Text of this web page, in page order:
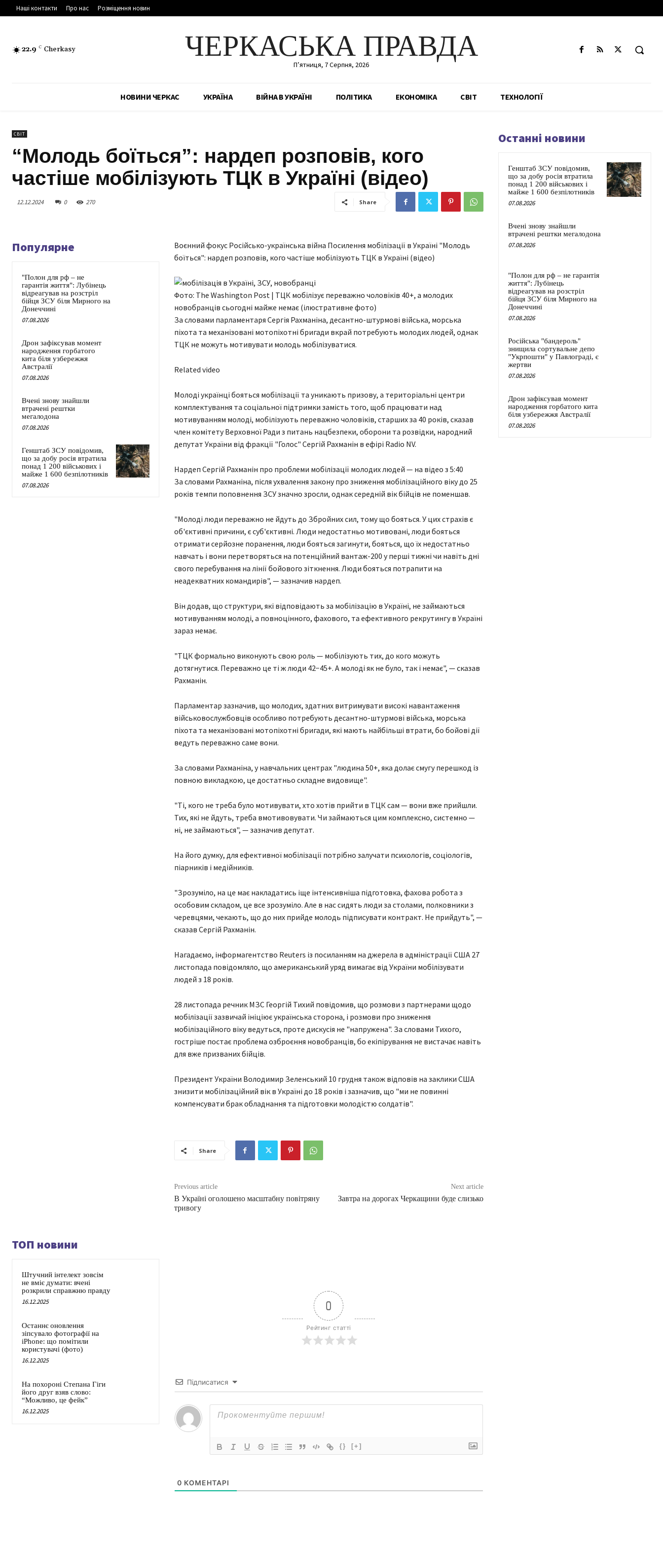
Наші контакти Про нас Розміщення новин
22.9 C Cherkasy ЧЕРКАСЬКА ПРАВДА
П’ятниця, 7 Серпня, 2026
НОВИНИ ЧЕРКАС УКРАЇНА ВІЙНА В УКРАЇНІ ПОЛІТИКА ЕКОНОМІКА СВІТ ТЕХНОЛОГІЇ
СВІТ
“Молодь боїться”: нардеп розповів, кого
частіше мобілізують ТЦК в Україні (відео)
12.12.2024 0 270 Share
Популярне
"Полон для рф – не
гарантія життя": Лубінець
відреагував на розстріл
бійця ЗСУ біля Мирного на
Донеччині
07.08.2026
Дрон зафіксував момент
народження горбатого
кита біля узбережжя
Австралії
07.08.2026
Вчені знову знайшли
втрачені рештки
мегалодона
07.08.2026
Генштаб ЗСУ повідомив,
що за добу росія втратила
понад 1 200 військових і
майже 1 600 безпілотників
07.08.2026
Воєнний фокус Російсько-українська війна Посилення мобілізації в Україні "Молодь
боїться": нардеп розповів, кого частіше мобілізують ТЦК в Україні (відео)
Фото: The Washington Post | ТЦК мобілізує переважно чоловіків 40+, а молодих
новобранців сьогодні майже немає (ілюстративне фото)
За словами парламентаря Сергія Рахманіна, десантно-штурмові війська, морська
піхота та механізовані мотопіхотні бригади вкрай потребують молодих людей, однак
ТЦК не можуть мотивувати молодь мобілізуватися.
Related video
Молоді українці бояться мобілізації та уникають призову, а територіальні центри
комплектування та соціальної підтримки замість того, щоб працювати над
мотивуванням молоді, мобілізують переважно чоловіків, старших за 40 років, сказав
член комітету Верховної Ради з питань нацбезпеки, оборони та розвідки, народний
депутат України від фракції "Голос" Сергій Рахманін в ефірі Radio NV.
Нардеп Сергій Рахманін про проблеми мобілізації молодих людей — на відео з 5:40
За словами Рахманіна, після ухвалення закону про зниження мобілізаційного віку до 25
років темпи поповнення ЗСУ значно зросли, однак середній вік бійців не поменшав.
"Молоді люди переважно не йдуть до Збройних сил, тому що бояться. У цих страхів є
об'єктивні причини, є суб'єктивні. Люди недостатньо мотивовані, люди бояться
отримати серйозне поранення, люди бояться загинути, бояться, що їх недостатньо
навчать і вони перетворяться на потенційний вантаж-200 у перші тижні чи навіть дні
свого перебування на лінії бойового зіткнення. Люди бояться потрапити на
неадекватних командирів", — зазначив нардеп.
Він додав, що структури, які відповідають за мобілізацію в Україні, не займаються
мотивуванням молоді, а повноцінного, фахового, та ефективного рекрутингу в Україні
зараз немає.
"ТЦК формально виконують свою роль — мобілізують тих, до кого можуть
дотягнутися. Переважно це ті ж люди 42−45+. А молоді як не було, так і немає", — сказав
Рахманін.
Парламентар зазначив, що молодих, здатних витримувати високі навантаження
військовослужбовців особливо потребують десантно-штурмові війська, морська
піхота та механізовані мотопіхотні бригади, які мають найбільші втрати, бо бойові дії
ведуть переважно саме вони.
За словами Рахманіна, у навчальних центрах "людина 50+, яка долає смугу перешкод із
повною викладкою, це достатньо складне видовище".
"Ті, кого не треба було мотивувати, хто хотів прийти в ТЦК сам — вони вже прийшли.
Тих, які не йдуть, треба вмотивовувати. Чи займаються цим комплексно, системно —
ні, не займаються", — зазначив депутат.
На його думку, для ефективної мобілізації потрібно залучати психологів, соціологів,
піарників і медійників.
"Зрозуміло, на це має накладатись іще інтенсивніша підготовка, фахова робота з
особовим складом, це все зрозуміло. Але в нас сидять люди за столами, полковники з
черевцями, чекають, що до них прийде молодь підписувати контракт. Не прийдуть", —
сказав Сергій Рахманін.
Нагадаємо, інформагентство Reuters із посиланням на джерела в адміністрації США 27
листопада повідомляло, що американський уряд вимагає від України мобілізувати
людей з 18 років.
28 листопада речник МЗС Георгій Тихий повідомив, що розмови з партнерами щодо
мобілізації зазвичай ініціює українська сторона, і розмови про зниження
мобілізаційного віку ведуться, проте дискусія не "напружена". За словами Тихого,
гостріше постає проблема озброєння новобранців, бо екіпірування не вистачає навіть
для вже призваних бійців.
Президент України Володимир Зеленський 10 грудня також відповів на заклики США
знизити мобілізаційний вік в Україні до 18 років і зазначив, що "ми не повинні
компенсувати брак обладнання та підготовки молодістю солдатів".
Share
Previous article
В Україні оголошено масштабну повітряну
тривогу
Next article
Завтра на дорогах Черкащини буде слизько
ТОП новини
Штучний інтелект зовсім
не вміє думати: вчені
розкрили справжню правду
16.12.2025
Останнє оновлення
зіпсувало фотографії на
iPhone: що помітили
користувачі (фото)
16.12.2025
На похороні Степана Гіги
його друг взяв слово:
“Можливо, це фейк”
16.12.2025
0
Рейтинг статті
Підписатися
{} [+]
0 КОМЕНТАРІ
Останні новини
Генштаб ЗСУ повідомив,
що за добу росія втратила
понад 1 200 військових і
майже 1 600 безпілотників
07.08.2026
Вчені знову знайшли
втрачені рештки мегалодона
07.08.2026
"Полон для рф – не гарантія
життя": Лубінець
відреагував на розстріл
бійця ЗСУ біля Мирного на
Донеччині
07.08.2026
Російська "бандероль"
знищила сортувальне депо
"Укрпошти" у Павлограді, є
жертви
07.08.2026
Дрон зафіксував момент
народження горбатого кита
біля узбережжя Австралії
07.08.2026